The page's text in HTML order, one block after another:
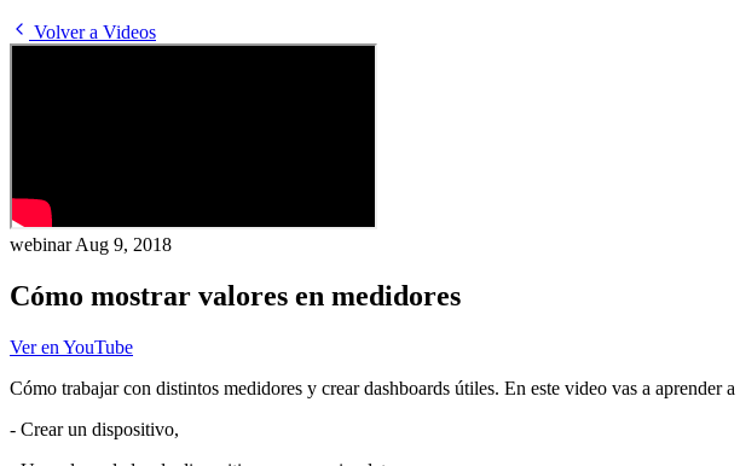
Volver a Videos
webinarAug 9, 2018
Cómo mostrar valores en medidores
Ver en YouTube
Cómo trabajar con distintos medidores y crear dashboards útiles. En este video vas a aprender a
- Crear un dispositivo,